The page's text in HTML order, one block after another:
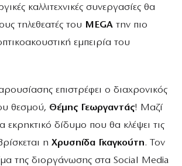
καλλιτεχνικές συνεργασίες θα
τηλεθεατές του MEGA την πιο
εμπειρία του
επιστρέφει ο διαχρονικός
θεσμού, Θέμης Γεωργαντάς! Μαζί
εκρηκτικό δίδυμο που θα κλέψει τις
η Χρυσηίδα Γκαγκούτη. Τον
της διοργάνωσης στα Social Media